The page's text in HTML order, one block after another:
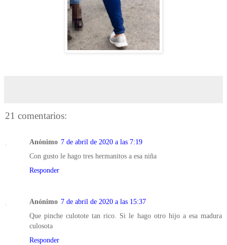
21 comentarios:
Anónimo 7 de abril de 2020 a las 7:19
Con gusto le hago tres hermanitos a esa niña
Responder
Anónimo 7 de abril de 2020 a las 15:37
Que pinche culotote tan rico. Si le hago otro hijo a esa madura
culosota
Responder